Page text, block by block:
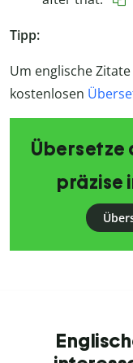
Tipp:
Um englische
kostenlosen
Übersetze
präzise